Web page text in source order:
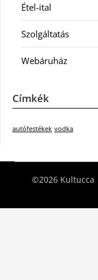
Étel-ital
Szolgáltatás
Webáruház
Címkék
autófestékek vodka
©2026 Kultucca